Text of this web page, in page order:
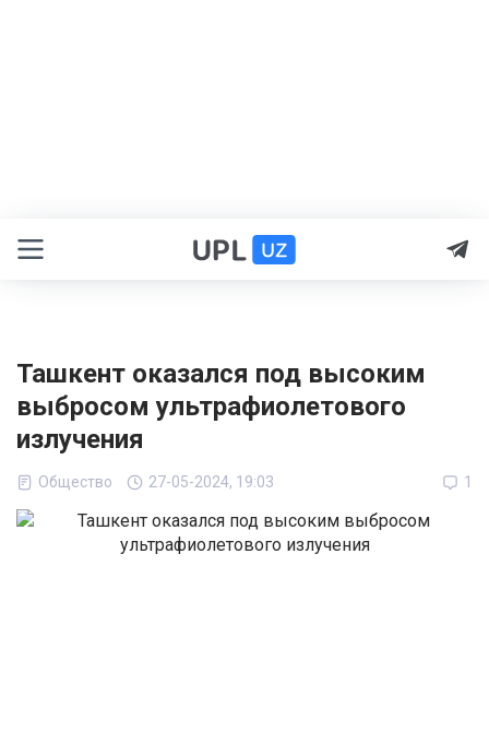
Ташкент оказался под высоким
выбросом ультрафиолетового
излучения
Общество 27-05-2024, 19:03 1